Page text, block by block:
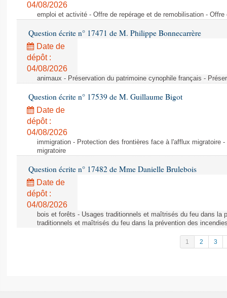
04/08/2026
emploi et activité - Offre de repérage et de remobilisation -
Question écrite n° 17471 de M. Philippe Bonnecarrère
Date de
dépôt :
04/08/2026
animaux - Préservation du patrimoine cynophile français -
Question écrite n° 17539 de M. Guillaume Bigot
Date de
dépôt :
04/08/2026
immigration - Protection des frontières face à l'afflux migratoire
migratoire
Question écrite n° 17482 de Mme Danielle Brulebois
Date de
dépôt :
04/08/2026
bois et forêts - Usages traditionnels et maîtrisés du feu dans la
traditionnels et maîtrisés du feu dans la prévention des
1 2 3